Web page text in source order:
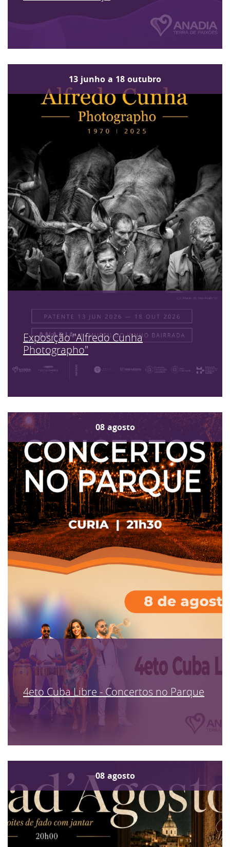
13 junho a 18 outubro
Exposição "Alfredo Cunha
Photographo"
08 agosto
4eto Cuba Libre - Concertos no Parque
08 agosto